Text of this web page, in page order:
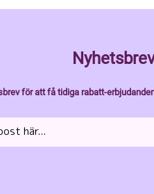
för att få tidiga rabatt-